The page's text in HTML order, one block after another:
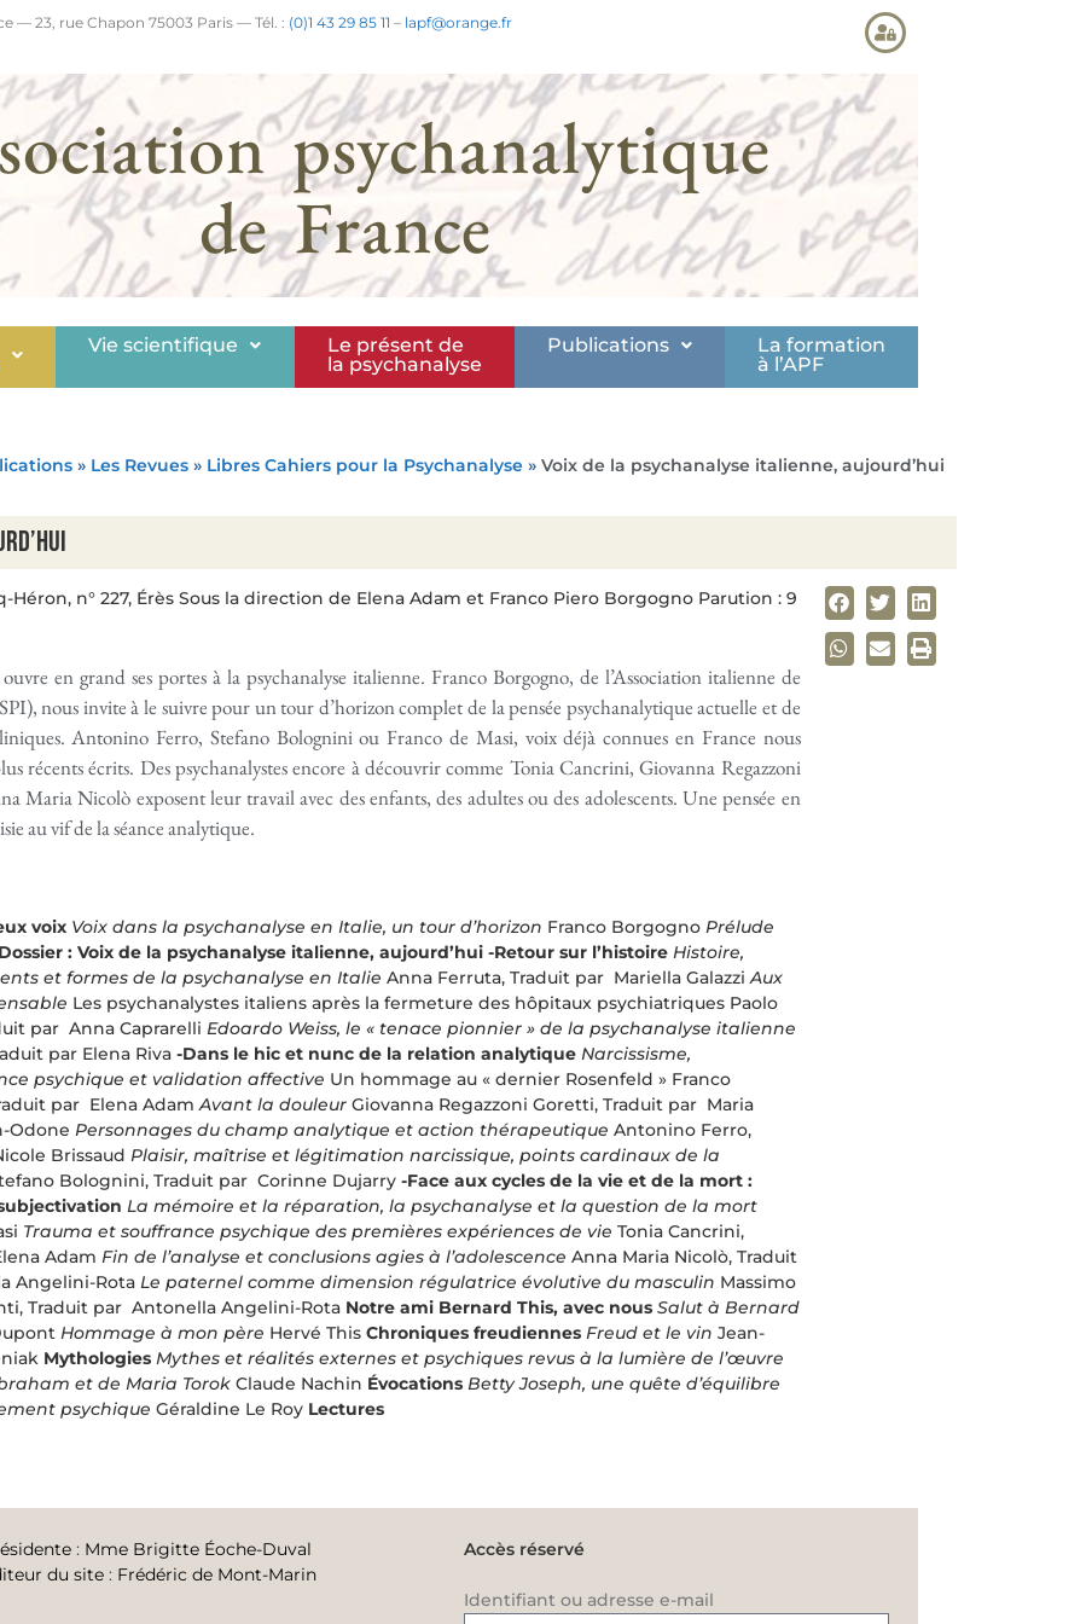
— 23, rue Chapon 75003 Paris — Tél. : (0)1 43 29 85 11 – lapf@orange.fr
psychanalytique
de France
Vie scientifique
Le présent de
la psychanalyse
Publications
La formation
à l’APF
» Les Revues » Libres Cahiers pour la Psychanalyse » Voix de la psychanalyse italienne, aujourd’hui
Héron, n° 227, Érès Sous la direction de Elena Adam et Franco Piero Borgogno Parution : 9
ouvre en grand ses portes à la psychanalyse italienne. Franco Borgogno, de l’Association italienne de
nous invite à le suivre pour un tour d’horizon complet de la pensée psychanalytique actuelle et de
Antonino Ferro, Stefano Bolognini ou Franco de Masi, voix déjà connues en France nous
récents écrits. Des psychanalystes encore à découvrir comme Tonia Cancrini, Giovanna Regazzoni
Maria Nicolò exposent leur travail avec des enfants, des adultes ou des adolescents. Une pensée en
au vif de la séance analytique.
voix Voix dans la psychanalyse en Italie, un tour d’horizon Franco Borgogno Prélude
Dossier : Voix de la psychanalyse italienne, aujourd’hui -Retour sur l’histoire Histoire,
et formes de la psychanalyse en Italie Anna Ferruta, Traduit par Mariella Galazzi Aux
Les psychanalystes italiens après la fermeture des hôpitaux psychiatriques Paolo
par Anna Caprarelli Edoardo Weiss, le « tenace pionnier » de la psychanalyse italienne
par Elena Riva -Dans le hic et nunc de la relation analytique Narcissisme,
psychique et validation affective Un hommage au « dernier Rosenfeld » Franco
par Elena Adam Avant la douleur Giovanna Regazzoni Goretti, Traduit par Maria
Odone Personnages du champ analytique et action thérapeutique Antonino Ferro,
Brissaud Plaisir, maîtrise et légitimation narcissique, points cardinaux de la
Bolognini, Traduit par Corinne Dujarry -Face aux cycles de la vie et de la mort :
La mémoire et la réparation, la psychanalyse et la question de la mort
Trauma et souffrance psychique des premières expériences de vie Tonia Cancrini,
Adam Fin de l’analyse et conclusions agies à l’adolescence Anna Maria Nicolò, Traduit
Angelini-Rota Le paternel comme dimension régulatrice évolutive du masculin Massimo
Traduit par Antonella Angelini-Rota Notre ami Bernard This, avec nous Salut à Bernard
Hommage à mon père Hervé This Chroniques freudiennes Freud et le vin Jean-
Mythologies Mythes et réalités externes et psychiques revus à la lumière de l’œuvre
et de Maria Torok Claude Nachin Évocations Betty Joseph, une quête d’équilibre
psychique Géraldine Le Roy Lectures
: Mme Brigitte Éoche-Duval
du site: Frédéric de Mont-Marin
Accès réservé
Identifiant ou adresse e-mail